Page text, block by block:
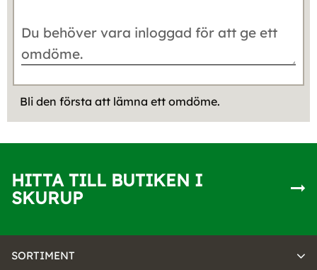
Bli den första att lämna ett omdöme.
HITTA TILL BUTIKEN I
SKURUP
SORTIMENT